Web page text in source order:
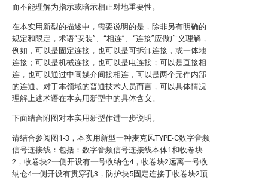
而不能理解为指示或暗示相正对地重要性。
在本实用新型的描述中，需要说明的是，除非另有明确的
规定和限定，术语“安装”、“相连”、“连接”应做广义理解，
例如，可以是固定连接，也可以是可拆卸连接，或一体地
连接；可以是机械连接，也可以是电连接；可以是直接相
连，也可以通过中间媒介间接相连，可以是两个元件内部
的连通。对于本领域的普通技术人员而言，可以具体情况
理解上述术语在本实用新型中的具体含义。
下面结合附图对本实用新型作进一步说明。
请结合参阅图1-3，本实用新型一种麦克风TYPE-C数字音频
信号连接线：包括：数字音频信号连接线本体1和收卷块
2，收卷块2一侧开设有一号收纳仓4，收卷块2远离一号收
纳仓4一侧开设有贯穿孔3，防护块5固定连接于收卷块2顶